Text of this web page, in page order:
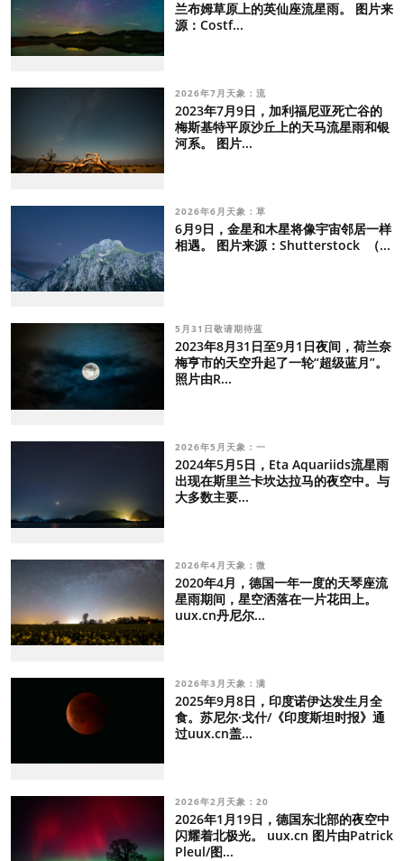
兰布姆草原上的英仙座流星雨。 图片来
源：Costf...
2026年7月天象：流
2023年7月9日，加利福尼亚死亡谷的
梅斯基特平原沙丘上的天马流星雨和银
河系。 图片...
2026年6月天象：草
6月9日，金星和木星将像宇宙邻居一样
相遇。 图片来源：Shutterstock （...
5月31日敬请期待蓝
2023年8月31日至9月1日夜间，荷兰奈
梅亨市的天空升起了一轮“超级蓝月”。
照片由R...
2026年5月天象：一
2024年5月5日，Eta Aquariids流星雨
出现在斯里兰卡坎达拉马的夜空中。与
大多数主要...
2026年4月天象：微
2020年4月，德国一年一度的天琴座流
星雨期间，星空洒落在一片花田上。
uux.cn丹尼尔...
2026年3月天象：满
2025年9月8日，印度诺伊达发生月全
食。苏尼尔·戈什/《印度斯坦时报》通
过uux.cn盖...
2026年2月天象：20
2026年1月19日，德国东北部的夜空中
闪耀着北极光。 uux.cn 图片由Patrick
Pleul/图...